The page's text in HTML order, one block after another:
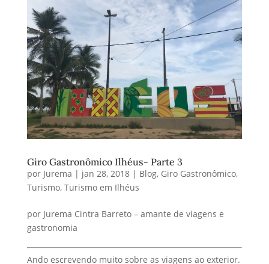
Giro Gastronômico Ilhéus- Parte 3
porJurema|jan 28, 2018|Blog ,Giro Gastronômico,
Turismo,Turismo em Ilhéus
por Jurema Cintra Barreto – amante de viagens e
Ando escrevendo muito sobre as viagens ao exterior.
É delicioso se debruçar sobre o que amamos. Meu
nossa região sul da Bahia em que vivemos. Então
vamos compartilhar com nossos leitores os locais
onde gostamos de comer, beber e petiscar.